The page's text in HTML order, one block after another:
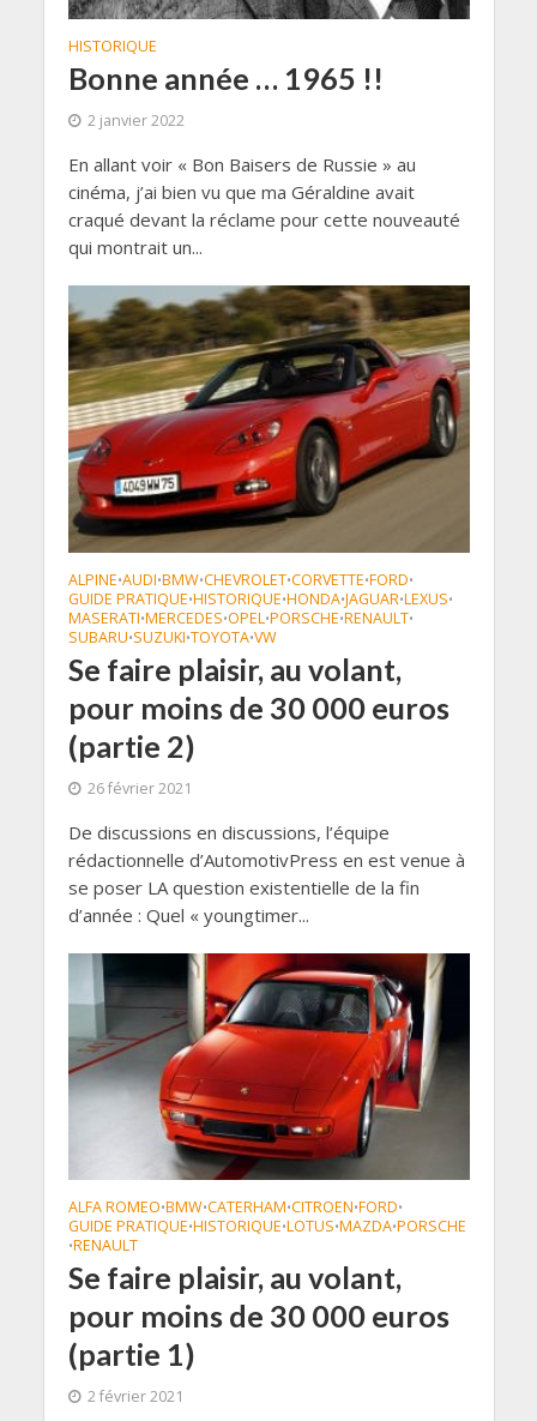
HISTORIQUE
Bonne année … 1965 !!
2 janvier 2022
En allant voir « Bon Baisers de Russie » au
cinéma, j’ai bien vu que ma Géraldine avait
craqué devant la réclame pour cette nouveauté
qui montrait un...
ALPINE•AUDI•BMW•CHEVROLET•CORVETTE•FORD•
GUIDE PRATIQUE•HISTORIQUE•HONDA•JAGUAR•LEXUS•
MASERATI•MERCEDES•OPEL•PORSCHE•RENAULT•
SUBARU•SUZUKI•TOYOTA•VW
Se faire plaisir, au volant,
pour moins de 30 000 euros
(partie 2)
26 février 2021
De discussions en discussions, l’équipe
rédactionnelle d’AutomotivPress en est venue à
se poser LA question existentielle de la fin
d’année : Quel « youngtimer...
ALFA ROMEO•BMW•CATERHAM•CITROEN•FORD•
GUIDE PRATIQUE•HISTORIQUE•LOTUS•MAZDA•PORSCHE
•RENAULT
Se faire plaisir, au volant,
pour moins de 30 000 euros
(partie 1)
2 février 2021